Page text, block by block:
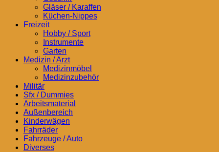
Gläser / Karaffen
Küchen-Nippes
Freizeit
Hobby / Sport
Instrumente
Garten
Medizin / Arzt
Medizinmöbel
Medizinzubehör
Militär
Sfx / Dummies
Arbeitsmaterial
Außenbereich
Kinderwägen
Fahrräder
Fahrzeuge / Auto
Diverses